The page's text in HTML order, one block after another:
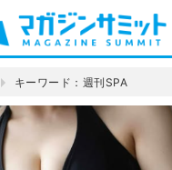
キーワード：週刊SPA